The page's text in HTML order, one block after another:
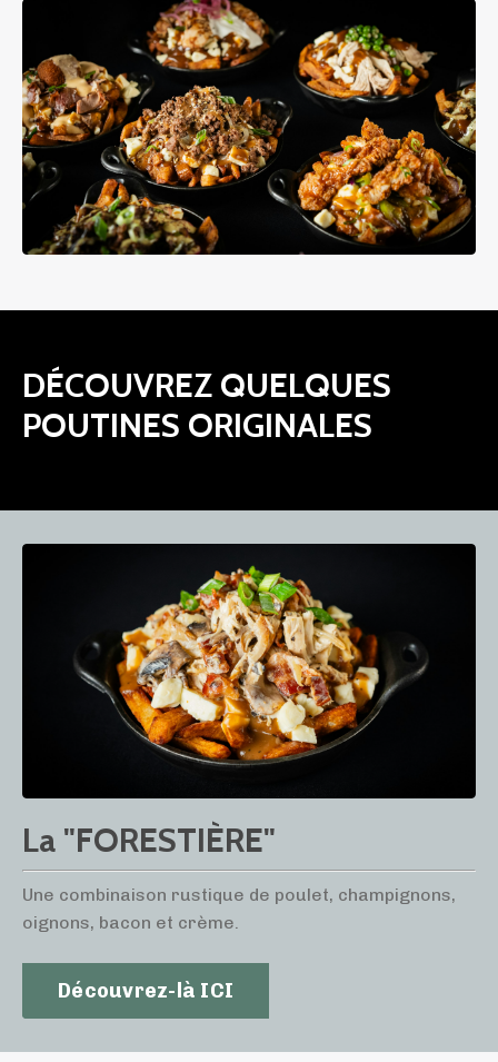
DÉCOUVREZ QUELQUES
POUTINES ORIGINALES
La "FORESTIÈRE"
Une combinaison rustique de poulet, champignons,
oignons, bacon et crème.
Découvrez-là ICI